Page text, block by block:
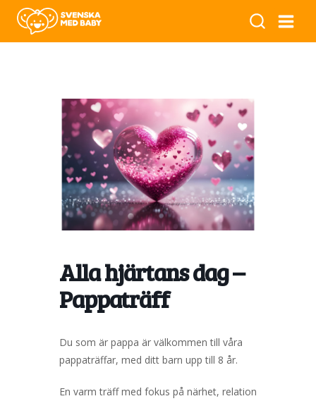
Alla hjärtans dag –
Pappaträff
Du som är pappa är välkommen till våra
pappaträffar, med ditt barn upp till 8 år.
En varm träff med fokus på närhet, relation